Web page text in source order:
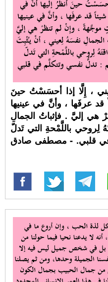
، إِلَّا إذا أحسَسْتُ حينَ
عرفَها ، وأنَّ في عينيها
هي إليَّ . فإثباتُ الجمالِ
لِروحي باللَّمْحةِ التي تَدلّ
في قلبي. - مصطفى صادق